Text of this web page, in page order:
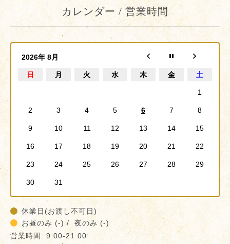
カレンダー / 営業時間
2026年 8月
日 月 火 水 木 金 土
1
2 3 4 5 6 7 8
9 10 11 12 13 14 15
16 17 18 19 20 21 22
23 24 25 26 27 28 29
30 31
休業日(お渡し不可日)
お昼のみ (-) / 夜のみ (-)
営業時間: 9:00-21:00